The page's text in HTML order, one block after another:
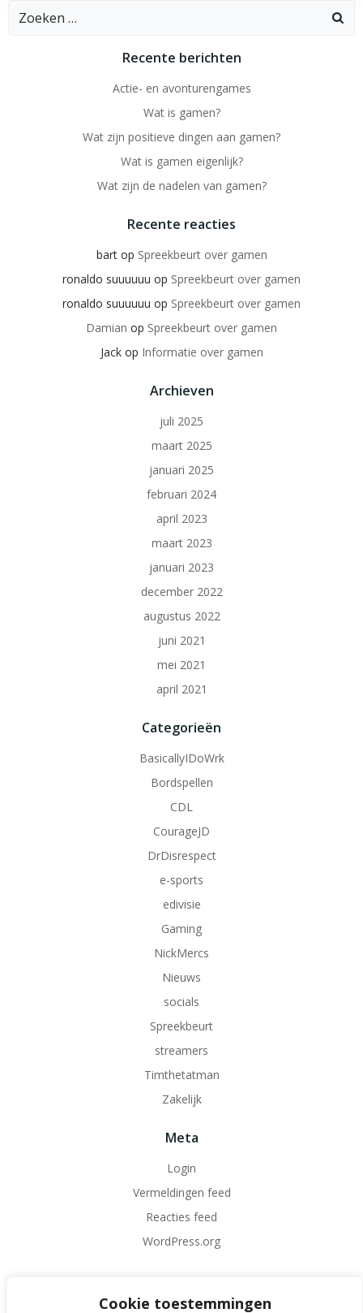
Cookie toestemmingen
Zoeken
Recente berichten
Actie- en avonturengames
Wat is gamen?
Wat zijn positieve dingen aan gamen?
Wat is gamen eigenlijk?
Wat zijn de nadelen van gamen?
Recente reacties
bartop Spreekbeurt over gamen
ronaldo suuuuuu op Spreekbeurt over gamen
ronaldo suuuuuu op Spreekbeurt over gamen
Damian op Spreekbeurt over gamen
Jackop Informatie over gamen
Archieven
juli 2025
maart 2025
januari 2025
februari 2024
april 2023
maart 2023
januari 2023
december 2022
augustus 2022
juni 2021
mei 2021
april 2021
Categorieën
BasicallyIDoWrk
Bordspellen
CDL
CourageJD
DrDisrespect
e-sports
edivisie
Gaming
NickMercs
Nieuws
socials
Spreekbeurt
streamers
Timthetatman
Zakelijk
Meta
Login
Vermeldingen feed
Reacties feed
WordPress.org